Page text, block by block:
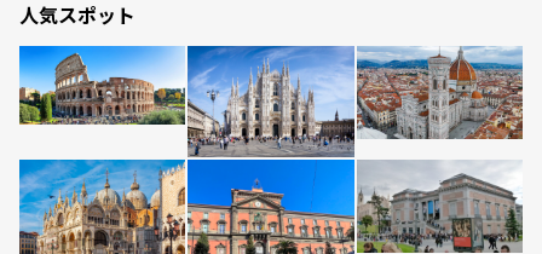
人気スポット